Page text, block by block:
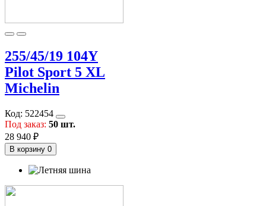
255/45/19 104Y
Pilot Sport 5 XL
Michelin
Код: 522454
Под заказ: 50 шт.
28 940 ₽
В корзину 0